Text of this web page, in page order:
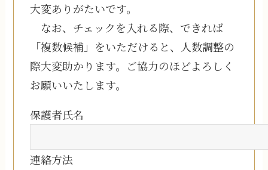
大変ありがたいです。
なお、チェックを入れる際、できれば
「複数候補」をいただけると、人数調整の
際大変助かります。ご協力のほどよろしく
お願いいたします。
保護者氏名
連絡方法